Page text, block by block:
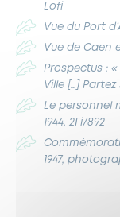
Lofi
Vue du Port
Vue de Caen
Prospectus :
Ville […] Partez
Le personnel
1944, 2Fi/892
1947,